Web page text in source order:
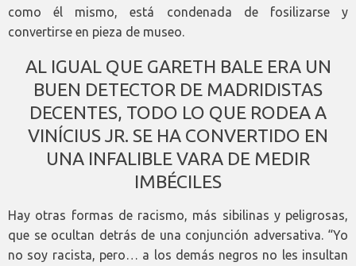
como él mismo, está condenada de fosilizarse y
convertirse en pieza de museo.
AL IGUAL QUE GARETH BALE ERA UN
BUEN DETECTOR DE MADRIDISTAS
DECENTES, TODO LO QUE RODEA A
VINÍCIUS JR. SE HA CONVERTIDO EN
UNA INFALIBLE VARA DE MEDIR
IMBÉCILES
Hay otras formas de racismo, más sibilinas y peligrosas,
que se ocultan detrás de una conjunción adversativa. “Yo
no soy racista, pero… a los demás negros no les insultan